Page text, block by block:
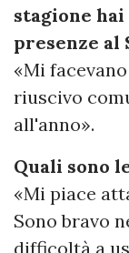
stagione
presenze al
«Mi
riuscivo
all'anno».
Quali sono
«Mi piace
Sono bravo
difficoltà a